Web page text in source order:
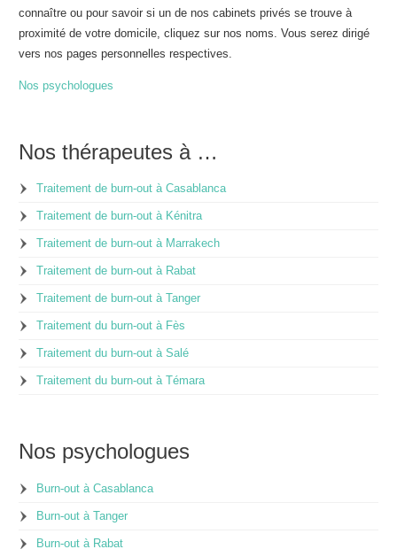
connaître ou pour savoir si un de nos cabinets privés se trouve à
proximité de votre domicile, cliquez sur nos noms. Vous serez dirigé
vers nos pages personnelles respectives.
Nos psychologues
Nos thérapeutes à …
Traitement de burn-out à Casablanca
Traitement de burn-out à Kénitra
Traitement de burn-out à Marrakech
Traitement de burn-out à Rabat
Traitement de burn-out à Tanger
Traitement du burn-out à Fès
Traitement du burn-out à Salé
Traitement du burn-out à Témara
Nos psychologues
Burn-out à Casablanca
Burn-out à Tanger
Burn-out à Rabat